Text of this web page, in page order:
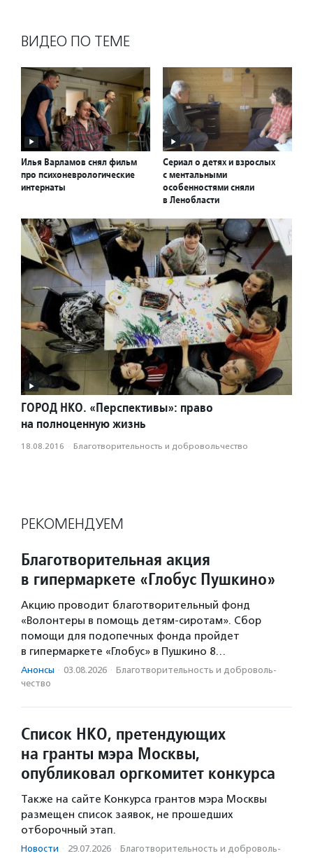
ВИДЕО ПО ТЕМЕ
Илья Варламов снял фильм
про психоневрологические
интернаты
Сериал о детях и взрослых
с ментальными
особенностями сняли
в Ленобласти
ГОРОД НКО. «Перспективы»: право
на полноценную жизнь
18.08.2016 · Благотвори­тель­ность и доброволь­чест­во
РЕКОМЕНДУЕМ
Благотворительная акция
в гипермаркете «Глобус Пушкино»
Акцию проводит благотворительный фонд
«Волонтеры в помощь детям-сиротам». Сбор
помощи для подопечных фонда пройдет
в гипермаркете «Глобус» в Пушкино 8…
Анонсы · 03.08.2026 · Благотвори­тель­ность и доброволь­
чест­во
Список НКО, претендующих
на гранты мэра Москвы,
опубликовал оргкомитет конкурса
Также на сайте Конкурса грантов мэра Москвы
размещен список заявок, не прошедших
отборочный этап.
Новости · 29.07.2026 · Благотвори­тель­ность и доброволь­